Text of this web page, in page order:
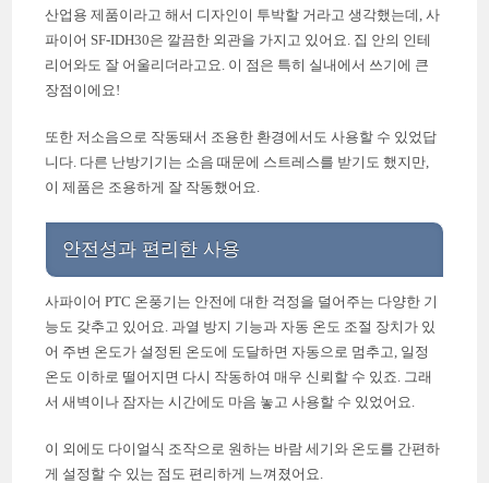
산업용 제품이라고 해서 디자인이 투박할 거라고 생각했는데, 사
파이어 SF-IDH30은 깔끔한 외관을 가지고 있어요. 집 안의 인테
리어와도 잘 어울리더라고요. 이 점은 특히 실내에서 쓰기에 큰
장점이에요!
또한 저소음으로 작동돼서 조용한 환경에서도 사용할 수 있었답
니다. 다른 난방기기는 소음 때문에 스트레스를 받기도 했지만,
이 제품은 조용하게 잘 작동했어요.
안전성과 편리한 사용
사파이어 PTC 온풍기는 안전에 대한 걱정을 덜어주는 다양한 기
능도 갖추고 있어요. 과열 방지 기능과 자동 온도 조절 장치가 있
어 주변 온도가 설정된 온도에 도달하면 자동으로 멈추고, 일정
온도 이하로 떨어지면 다시 작동하여 매우 신뢰할 수 있죠. 그래
서 새벽이나 잠자는 시간에도 마음 놓고 사용할 수 있었어요.
이 외에도 다이얼식 조작으로 원하는 바람 세기와 온도를 간편하
게 설정할 수 있는 점도 편리하게 느껴졌어요.